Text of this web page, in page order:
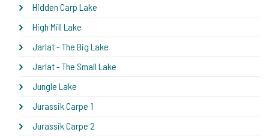
Hidden Carp Lake
High Mill Lake
Jarlat - The Big Lake
Jarlat - The Small Lake
Jungle Lake
Jurassik Carpe 1
Jurassik Carpe 2